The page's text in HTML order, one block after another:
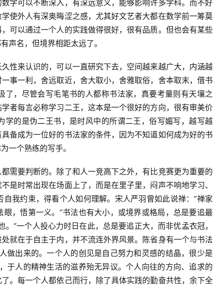
学可以不断深入，有深远意义，能够影响许多学科。而不好
使外人有深奥晦涩之感，尤其好文艺者大都在数学前一筹莫
可以通过一个人的实践做得很好，很有品质。但也会有某些
名，但境界相距太远了。
来认识的，可以一直研究下去，空间越来越广大，内涵越
事一利，舍远取近，舍大取小，舍雅取俗，舍本取末，借书
，尽管会写毛笔书的人都称书法家，真要考量则有天壤之
者每言必称学习二王，这本是一个很好的方向，很有审美价
的是伪二王书，是时风中的所谓二王，俗写媚写，越写越
备成为一位好的书法家的条件，因为不知道如何成为好的书
一个熟练的写手。
要判断的。除了和人一竞高下之外，有比竞赛更为重要的
是时常出现在场面上了，而是在里子里，闷声不响地学习、
我约束，得看个人如何理解。宋人严羽曾如此说禅：“禅家
，悟第一义。”书法也有大小，或境界或格局，总是要追最
”一个人投心力时日在此，总是要追正大，而非优孟衣冠，
在于自主于内，并不流连外界风景。陈省身有一个与书法
做出来的。一个人的创见是自己努力和灵感的结晶，很少是
于人的精神生活的滋养殆无异议。个人向往的方向、追求的
。每一个人都依己而行，除了具体实践的勤奋共性，余下全